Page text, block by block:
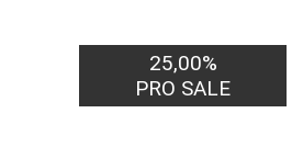
25,00%
PRO SALE